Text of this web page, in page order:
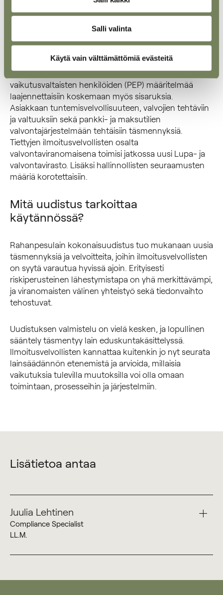
Salli valinta
Käytä vain välttämättömiä evästeitä
vähentämiseksi.
Kokonaisuudistuksessa ehdotetaan useita muita
muutoksia rahanpesulakiin. Poliittisesti
vaikutusvaltaisten henkilöiden (PEP) määritelmää
laajennettaisiin koskemaan myös sisaruksia.
Asiakkaan tuntemisvelvollisuuteen, valvojien tehtäviin
ja valtuuksiin sekä pankki- ja maksutilien
valvontajärjestelmään tehtäisiin täsmennyksiä.
Tiettyjen ilmoitusvelvollisten osalta
valvontaviranomaisena toimisi jatkossa uusi Lupa- ja
valvontavirasto. Lisäksi hallinnollisten seuraamusten
määriä korotettaisiin.
Mitä uudistus tarkoittaa
käytännössä?
Rahanpesulain kokonaisuudistus tuo mukanaan uusia
täsmennyksiä ja velvoitteita, joihin ilmoitusvelvollisten
on syytä varautua hyvissä ajoin. Erityisesti
riskiperusteinen lähestymistapa on yhä merkittävämpi,
ja viranomaisten välinen yhteistyö sekä tiedonvaihto
tehostuvat.
Uudistuksen valmistelu on vielä kesken, ja lopullinen
sääntely täsmentyy lain eduskuntakäsittelyssä.
Ilmoitusvelvollisten kannattaa kuitenkin jo nyt seurata
lainsäädännön etenemistä ja arvioida, millaisia
vaikutuksia tulevilla muutoksilla voi olla omaan
toimintaan, prosesseihin ja järjestelmiin.
Lisätietoa antaa
Juulia Lehtinen
Compliance Specialist
LL.M.